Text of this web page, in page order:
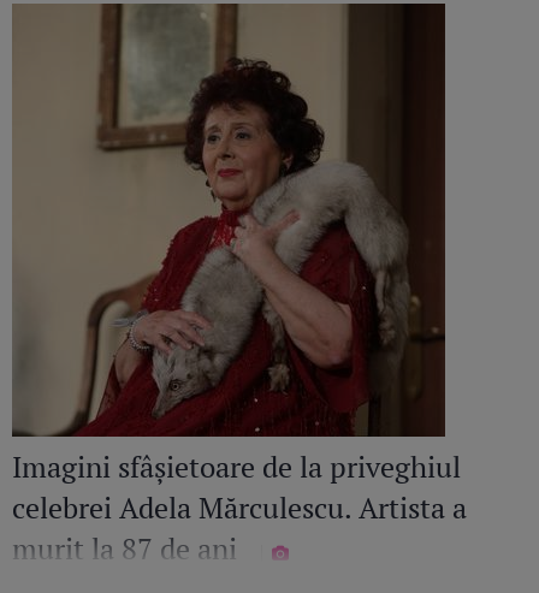
Imagini sfâșietoare de la priveghiul
celebrei Adela Mărculescu. Artista a
murit la 87 de ani